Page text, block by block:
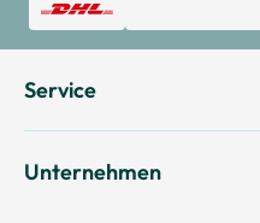
Service
Unternehmen